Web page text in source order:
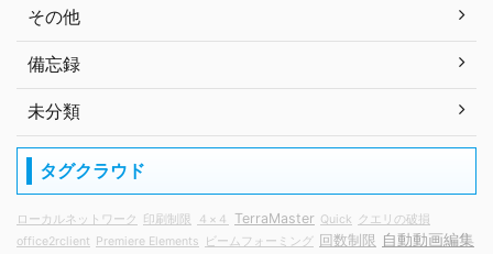
その他
備忘録
未分類
タグクラウド
ローカルネットワーク 印刷制限 ４×４ TerraMaster Quick
クエリの破損
office2rclient Premiere Elements ビームフォーミング 回数制限 自動動画編集